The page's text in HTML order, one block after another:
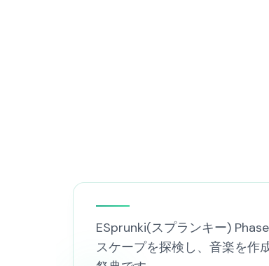
ESprunki(スプランキー)
スケープを探検し、音楽を作